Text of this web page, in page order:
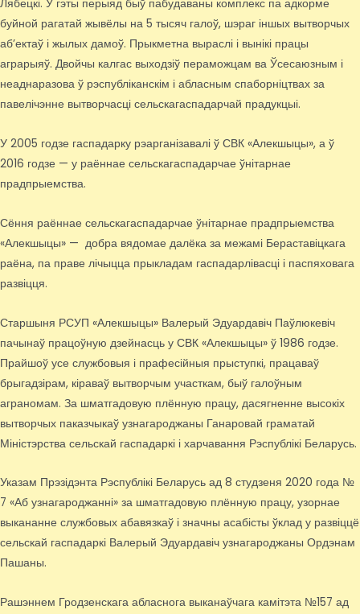
Лябецкі. У гэты перыяд быў пабудаваны комплекс па адкорме
буйной рагатай жывёлы на 5 тысяч галоў, шэраг іншых вытворчых
аб’ектаў і жылых дамоў. Прыкметна выраслі і вынікі працы
аграрыяў. Двойчы калгас выходзіў пераможцам ва Ўсесаюзным і
неаднаразова ў рэспубліканскім і абласным спаборніцтвах за
павелічэнне вытворчасці сельскагаспадарчай прадукцыі.
У 2005 годзе гаспадарку рэарганізавалі ў СВК «Алекшыцы», а ў
2016 годзе — у раённае сельскагаспадарчае ўнітарнае
прадпрыемства.
Сёння раённае сельскагаспадарчае ўнітарнае прадпрыемства
«Алекшыцы» — добра вядомае далёка за межамі Бераставіцкага
раёна, па праве лічыцца прыкладам гаспадарлівасці і паспяховага
развіцця.
Старшыня РСУП «Алекшыцы» Валерый Эдуардавіч Паўлюкевіч
пачынаў працоўную дзейнасць у СВК «Алекшыцы» ў 1986 годзе.
Прайшоў усе службовыя і прафесійныя прыступкі, працаваў
брыгадзірам, кіраваў вытворчым участкам, быў галоўным
аграномам. За шматгадовую плённую працу, дасягненне высокіх
вытворчых паказчыкаў узнагароджаны Ганаровай граматай
Міністэрства сельскай гаспадаркі і харчавання Рэспублікі Беларусь.
Указам Прэзідэнта Рэспублікі Беларусь ад 8 студзеня 2020 года №
7 «Аб узнагароджанні» за шматгадовую плённую працу, узорнае
выкананне службовых абавязкаў і значны асабісты ўклад у развіццё
сельскай гаспадаркі Валерый Эдуардавіч узнагароджаны Ордэнам
Пашаны.
Рашэннем Гродзенскага абласнога выканаўчага камітэта №157 ад